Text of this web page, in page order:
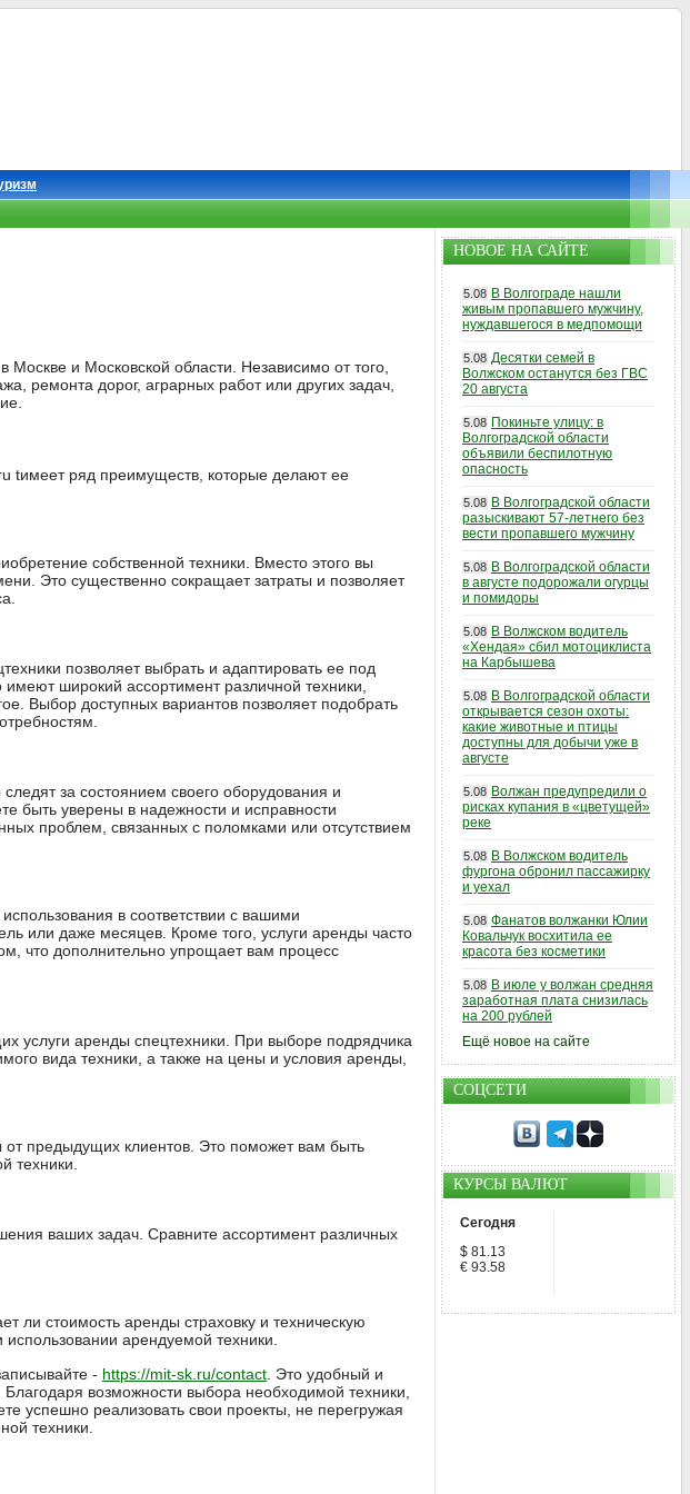
и Московской области. Независимо от того,
ремонта дорог, аграрных работ или других задач,
tимеет ряд преимуществ, которые делают ее
собственной техники. Вместо этого вы
Это существенно сокращает затраты и позволяет
позволяет выбрать и адаптировать ее под
широкий ассортимент различной техники,
Выбор доступных вариантов позволяет подобрать
за состоянием своего оборудования и
быть уверены в надежности и исправности
проблем, связанных с поломками или отсутствием
в соответствии с вашими
или даже месяцев. Кроме того, услуги аренды часто
что дополнительно упрощает вам процесс
услуги аренды спецтехники. При выборе подрядчика
вида техники, а также на цены и условия аренды,
предыдущих клиентов. Это поможет вам быть
техники.
ваших задач. Сравните ассортимент различных
ли стоимость аренды страховку и техническую
арендуемой техники.
- https://mit-sk.ru/contact . Это удобный и
возможности выбора необходимой техники,
успешно реализовать свои проекты, не перегружая
техники.
НОВОЕ НА САЙТЕ
5.08 В Волгограде нашли
живым пропавшего мужчину,
нуждавшегося в медпомощи
5.08 Десятки семей в
Волжском останутся без ГВС
20 августа
5.08 Покиньте улицу: в
Волгоградской области
объявили беспилотную
опасность
5.08 В Волгоградской области
разыскивают 57-летнего без
вести пропавшего мужчину
5.08 В Волгоградской области
в августе подорожали огурцы
и помидоры
5.08 В Волжском водитель
«Хендая» сбил мотоциклиста
на Карбышева
5.08 В Волгоградской области
открывается сезон охоты:
какие животные и птицы
доступны для добычи уже в
августе
5.08 Волжан предупредили о
рисках купания в «цветущей»
реке
5.08 В Волжском водитель
фургона обронил пассажирку
и уехал
5.08 Фанатов волжанки Юлии
Ковальчук восхитила ее
красота без косметики
5.08 В июле у волжан средняя
заработная плата снизилась
на 200 рублей
Ещё новое на сайте
СОЦСЕТИ
КУРСЫ ВАЛЮТ
Сегодня
$ 81.13
€ 93.58